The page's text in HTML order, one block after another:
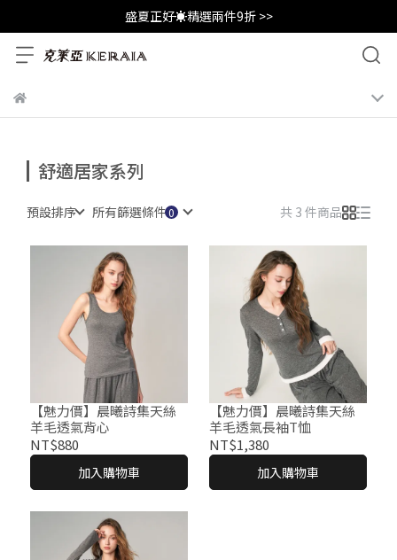
盛夏正好☀️精選兩件9折 >>
舒適居家系列
預設排序 所有篩選條件 共 3 件商品
【魅力價】晨曦詩集天絲
羊毛透氣背心
NT$880
加入購物車
【魅力價】晨曦詩集天絲
羊毛透氣長袖T恤
NT$1,380
加入購物車